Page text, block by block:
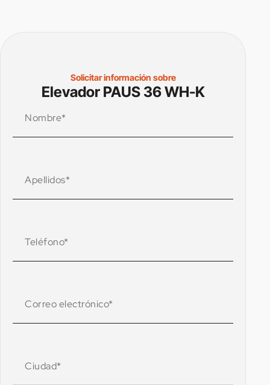
Solicitar información sobre
Elevador PAUS 36 WH-K